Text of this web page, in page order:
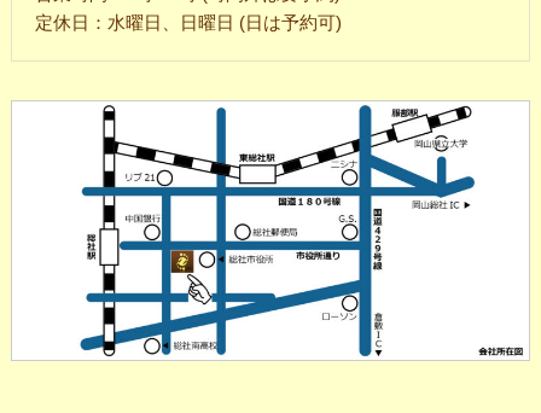
定休日：水曜日、日曜日 (日は予約可)